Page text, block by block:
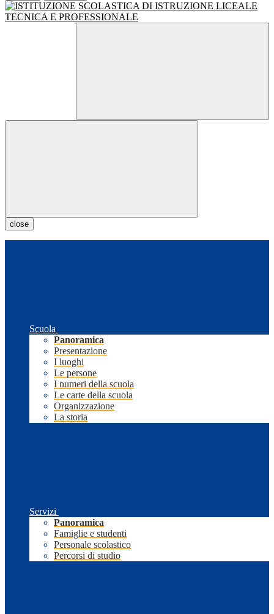
close
Scuola
Panoramica
Presentazione
I luoghi
Le persone
I numeri della scuola
Le carte della scuola
Organizzazione
La storia
Servizi
Panoramica
Famiglie e studenti
Personale scolastico
Percorsi di studio